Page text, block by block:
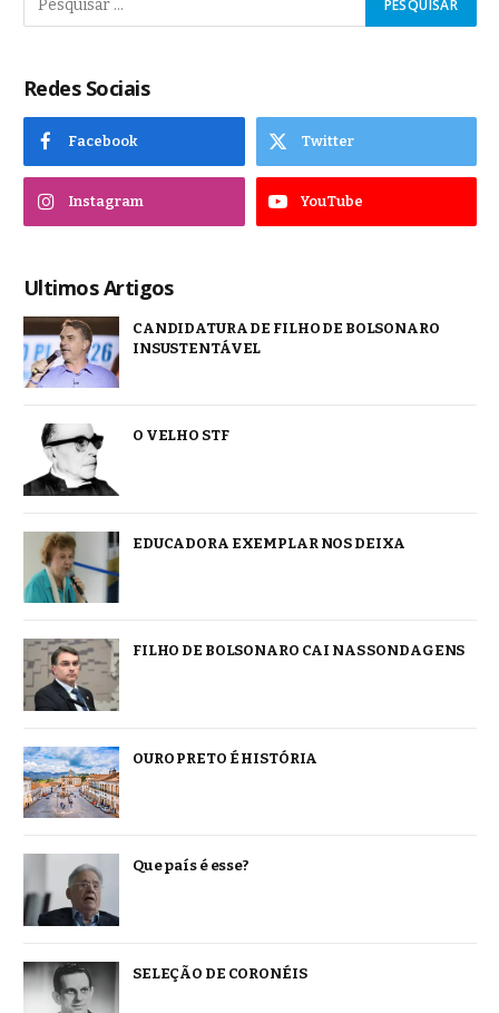
Redes Sociais
Facebook Twitter
Instagram YouTube
Ultimos Artigos
CANDIDATURA DE FILHO DE BOLSONARO
INSUSTENTÁVEL
O VELHO STF
EDUCADORA EXEMPLAR NOS DEIXA
FILHO DE BOLSONARO CAI NAS SONDAGENS
OURO PRETO É HISTÓRIA
Que país é esse?
SELEÇÃO DE CORONÉIS